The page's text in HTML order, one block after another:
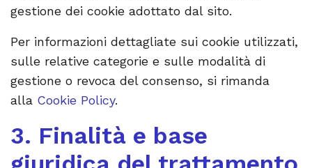
gestione dei cookie adottato dal sito.
Per informazioni dettagliate sui cookie utilizzati,
sulle relative categorie e sulle modalità di
gestione o revoca del consenso, si rimanda
alla Cookie Policy.
3. Finalità e base